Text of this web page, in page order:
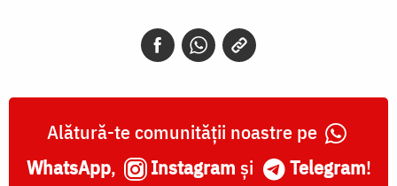
Alătură-te comunității noastre pe
WhatsApp, Instagram și Telegram!